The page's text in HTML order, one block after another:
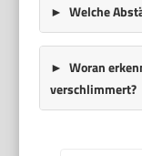
Welche
Woran
verschlimmert?